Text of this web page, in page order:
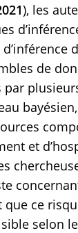
), les
de
par
et
que ce
selon